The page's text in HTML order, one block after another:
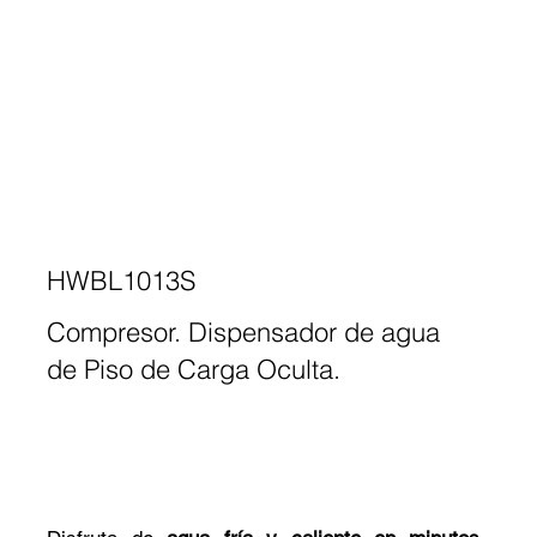
HWBL1013S
Compresor. Dispensador de agua
de Piso de Carga Oculta.